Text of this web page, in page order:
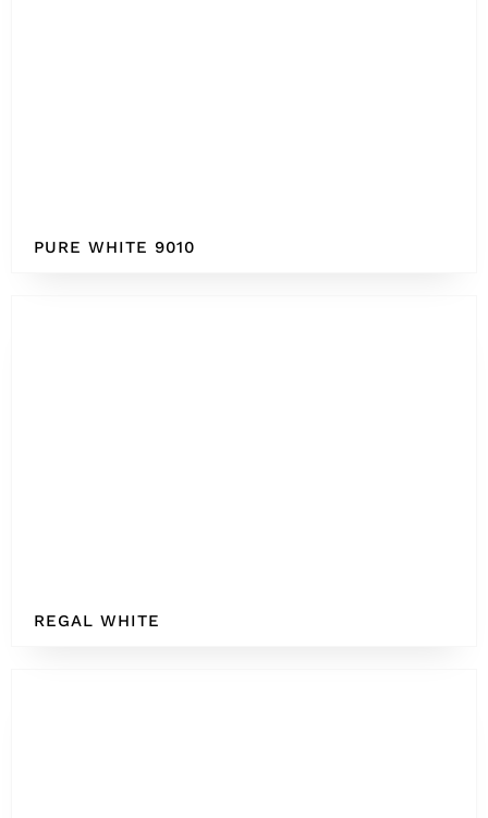
PURE WHITE 9010
REGAL WHITE